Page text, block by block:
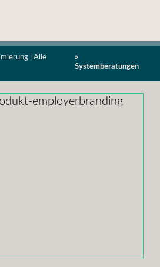
Hotelentwicklung
Alle
Systemberatungen